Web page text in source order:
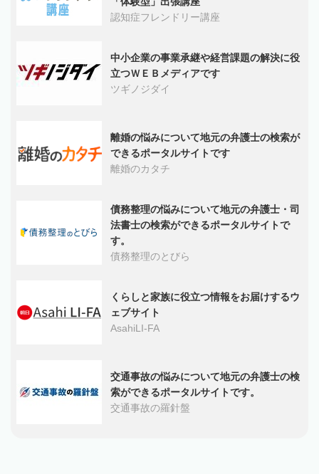
認知症フレンドリー講座
中小企業の事業承継や経営課題の解決に役
立つＷＥＢメディアです
ツギノジダイ
離婚の悩みについて地元の弁護士の検索が
できるポータルサイトです
離婚のカタチ
債務整理の悩みについて地元の弁護士・司
法書士の検索ができるポータルサイトで
す。
債務整理のとびら
くらしと家族に役立つ情報をお届けするウ
ェブサイト
AsahiLI-FA
交通事故の悩みについて地元の弁護士の検
索ができるポータルサイトです。
交通事故の羅針盤